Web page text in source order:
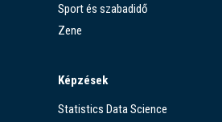
Sport és szabadidő
Zene
Képzések
Statistics Data Science